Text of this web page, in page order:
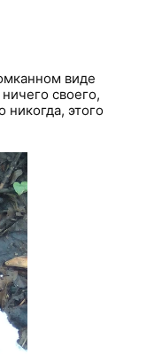
виде
своего,
этого